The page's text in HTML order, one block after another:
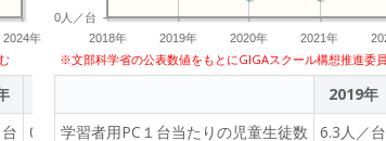
2024年
0.8人／台 0.7人／台
2018年 2019年 2020年 2021年
0人／台
※文部科学省の公表数値をもとにGIGAスクール構想推進委
2019年
学習者用PC１台当たりの児童生徒数
6.3人／台